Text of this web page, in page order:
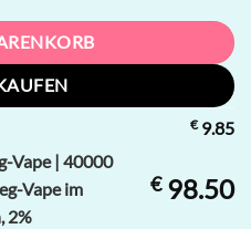
€9.85
Vape | 40000
Vape im
2%
€98.50